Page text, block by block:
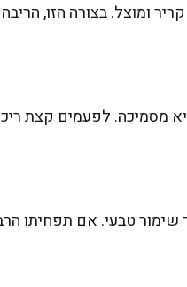
ומוצל. בצורה הזו,
מסמיכה. לפעמים קצת
טבעי. אם תפחיתו